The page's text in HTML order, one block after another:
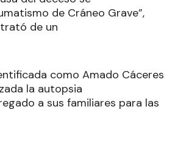
de Cráneo Grave”,
de un
como Amado Cáceres
la autopsia
a sus familiares para las